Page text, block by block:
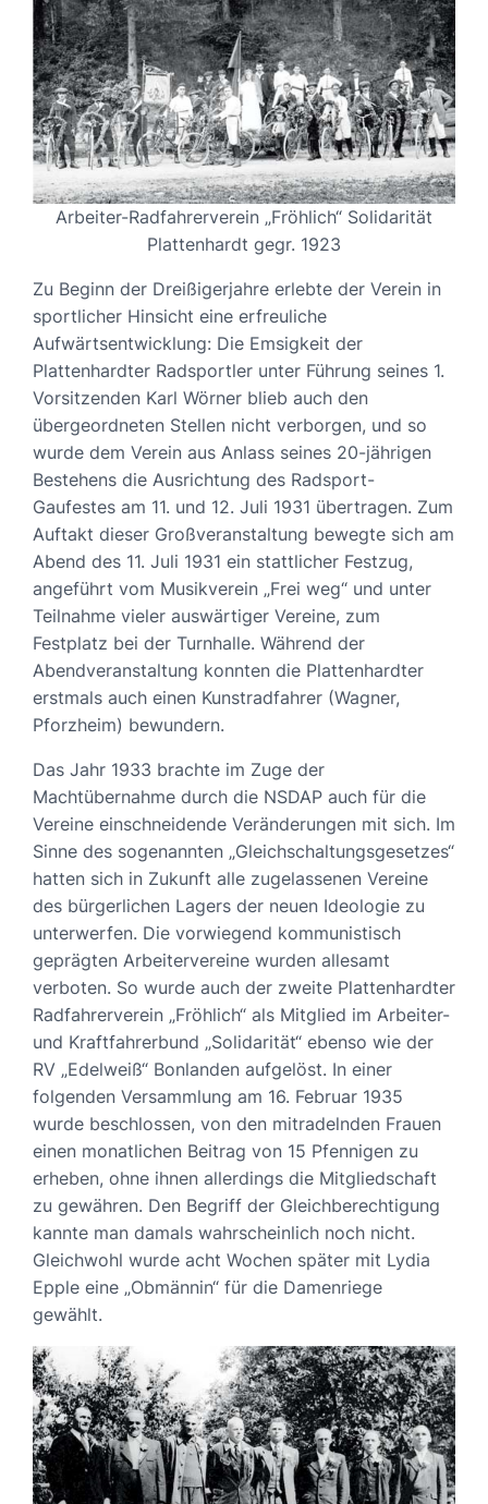
Arbeiter-Radfahrerverein „Fröhlich“ Solidarität
Plattenhardt gegr. 1923
Zu Beginn der Dreißigerjahre erlebte der Verein in
sportlicher Hinsicht eine erfreuliche
Aufwärtsentwicklung: Die Emsigkeit der
Plattenhardter Radsportler unter Führung seines 1.
Vorsitzenden Karl Wörner blieb auch den
übergeordneten Stellen nicht verborgen, und so
wurde dem Verein aus Anlass seines 20-jährigen
Bestehens die Ausrichtung des Radsport-
Gaufestes am 11. und 12. Juli 1931 übertragen. Zum
Auftakt dieser Großveranstaltung bewegte sich am
Abend des 11. Juli 1931 ein stattlicher Festzug,
angeführt vom Musikverein „Frei weg“ und unter
Teilnahme vieler auswärtiger Vereine, zum
Festplatz bei der Turnhalle. Während der
Abendveranstaltung konnten die Plattenhardter
erstmals auch einen Kunstradfahrer (Wagner,
Pforzheim) bewundern.
Das Jahr 1933 brachte im Zuge der
Machtübernahme durch die NSDAP auch für die
Vereine einschneidende Veränderungen mit sich. Im
Sinne des sogenannten „Gleichschaltungsgesetzes“
hatten sich in Zukunft alle zugelassenen Vereine
des bürgerlichen Lagers der neuen Ideologie zu
unterwerfen. Die vorwiegend kommunistisch
geprägten Arbeitervereine wurden allesamt
verboten. So wurde auch der zweite Plattenhardter
Radfahrerverein „Fröhlich“ als Mitglied im Arbeiter-
und Kraftfahrerbund „Solidarität“ ebenso wie der
RV „Edelweiß“ Bonlanden aufgelöst. In einer
folgenden Versammlung am 16. Februar 1935
wurde beschlossen, von den mitradelnden Frauen
einen monatlichen Beitrag von 15 Pfennigen zu
erheben, ohne ihnen allerdings die Mitgliedschaft
zu gewähren. Den Begriff der Gleichberechtigung
kannte man damals wahrscheinlich noch nicht.
Gleichwohl wurde acht Wochen später mit Lydia
Epple eine „Obmännin“ für die Damenriege
gewählt.